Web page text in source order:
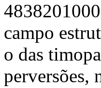
campo
o das
perversões,